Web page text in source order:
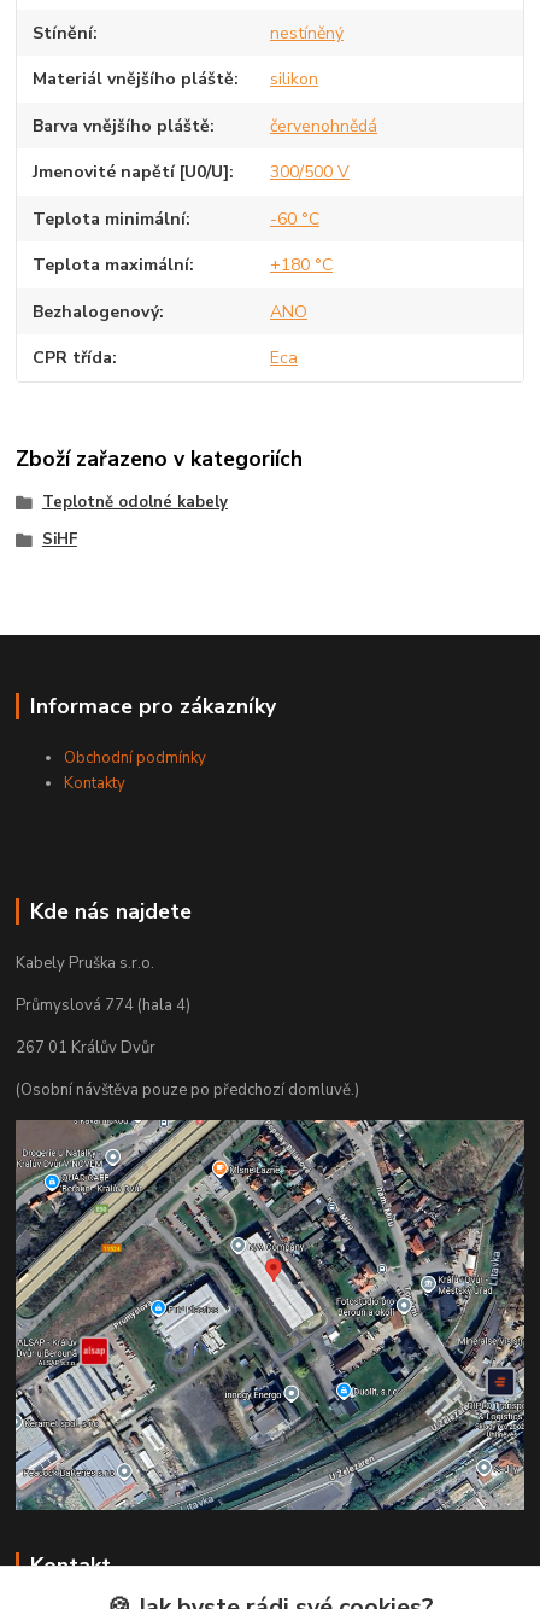
Stínění nestíněný
Materiál vnějšího pláště silikon
Barva vnějšího pláště červenohnědá
Jmenovité napětí [U0/U] 300/500 V
Teplota minimální -60 °C
Teplota maximální +180 °C
Bezhalogenový ANO
CPR třída Eca
Zboží zařazeno v kategoriích
Teplotně odolné kabely
SiHF
Informace pro zákazníky
Obchodní podmínky
Kontakty
Kde nás najdete
Kabely Pruška s.r.o.
Průmyslová 774 (hala 4)
267 01 Králův Dvůr
(Osobní návštěva pouze po předchozí domluvě.)
Kontakt